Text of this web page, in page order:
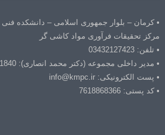
• کرمان – بلوار جمهوری اسلامی – دانشکده فنی
مرکز تحقیقات فرآوری مواد کاشی گر
• تلفن: 03432127423
• مدیر داخلی مجموعه (دکتر محمد انصاری): 09135001840
• پست الکترونیکی: info@kmpc.ir
• کد پستی: 7618868366